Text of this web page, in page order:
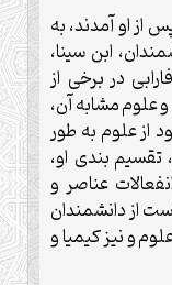
از او آمدند، به
ابن سينا،
در برخى از
علوم مشابه آن،
از علوم به طور
بندى او،
عناصر و
از دانشمندان
و نيز كيميا و